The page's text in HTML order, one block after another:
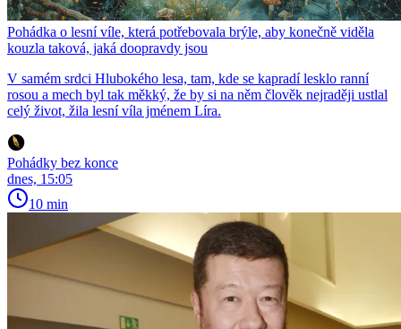
Pohádka o lesní víle, která potřebovala brýle, aby konečně viděla
kouzla taková, jaká doopravdy jsou
V samém srdci Hlubokého lesa, tam, kde se kapradí lesklo ranní
rosou a mech byl tak měkký, že by si na něm člověk nejraději ustlal
celý život, žila lesní víla jménem Líra.
Pohádky bez konce
dnes, 15:05
10 min